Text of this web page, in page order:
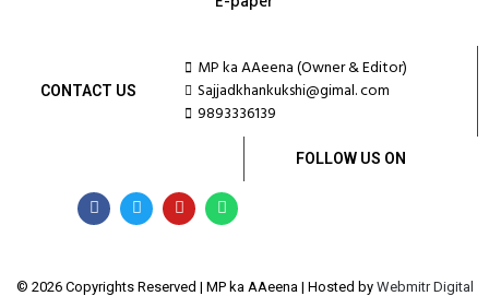
CONTACT US
MP ka AAeena (Owner & Editor)
Sajjadkhankukshi@gimal. com
9893336139
FOLLOW US ON
© 2026 Copyrights Reserved | MP ka AAeena | Hosted by Webmitr Digital